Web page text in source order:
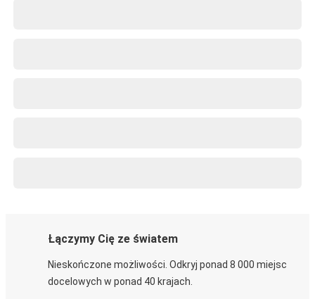
Łączymy Cię ze światem
Nieskończone możliwości. Odkryj ponad 8 000 miejsc
docelowych w ponad 40 krajach.